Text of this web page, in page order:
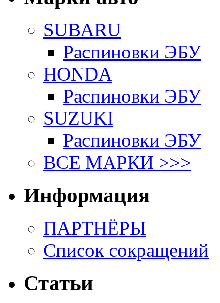
SUBARU
Распиновки ЭБУ
HONDA
Распиновки ЭБУ
SUZUKI
Распиновки ЭБУ
ВСЕ МАРКИ >>>
Информация
ПАРТНЁРЫ
Список сокращений
Статьи